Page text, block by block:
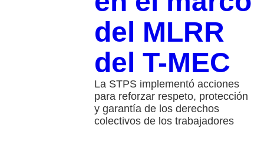
del MLRR
del T-MEC
La STPS implementó acciones
para reforzar respeto, protección
y garantía de los derechos
colectivos de los trabajadores